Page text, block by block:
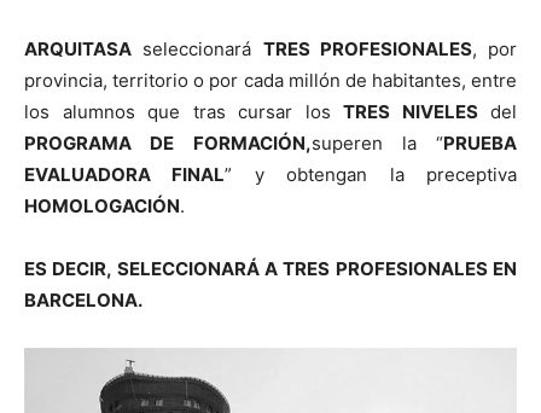
ARQUITASA seleccionará TRES PROFESIONALES, por
provincia, territorio o por cada millón de habitantes, entre
los alumnos que tras cursar los TRES NIVELESdel
PROGRAMA DE FORMACIÓN,superen la “PRUEBA
EVALUADORA FINAL” y obtengan la preceptiva
HOMOLOGACIÓN.
ES DECIR, SELECCIONARÁ A TRES PROFESIONALES EN
BARCELONA.